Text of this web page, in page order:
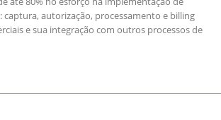
captura, autorização, processamento e billing
e sua integração com outros processos de